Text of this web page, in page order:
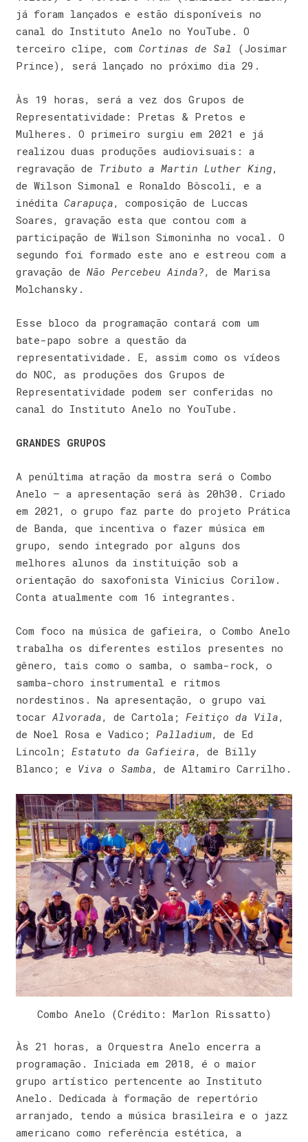
já foram lançados e estão disponíveis no
canal do Instituto Anelo no YouTube. O
terceiro clipe, comCortinas de Sal
(Josimar
Prince), será lançado no próximo dia 29.
Às 19 horas, será a vez dos Grupos de
Representatividade: Pretas & Pretos e
Mulheres. O primeiro surgiu em 2021 e já
realizou duas produções audiovisuais: a
regravação de Tributo a Martin Luther King,
de Wilson Simonal e Ronaldo Bôscoli, e a
inéditaCarapuça, composição de Luccas
Soares, gravação esta que contou com a
participação de Wilson Simoninha no vocal. O
segundo foi formado este ano e estreou com a
gravação deNão Percebeu Ainda?, de Marisa
Molchansky.
Esse bloco da programação contará com um
bate-papo sobre a questão da
representatividade. E, assim como os vídeos
do NOC, as produções dos Grupos de
Representatividade podem ser conferidas no
canal do Instituto Anelo no YouTube.
GRANDES GRUPOS
A penúltima atração da mostra será o Combo
Anelo – a apresentação será às 20h30. Criado
em 2021, o grupo faz parte do projeto Prática
de Banda, que incentiva o fazer música em
grupo, sendo integrado por alguns dos
melhores alunos da instituição sob a
orientação do saxofonista Vinicius Corilow.
Conta atualmente com 16 integrantes.
Com foco na música de gafieira, o Combo Anelo
trabalha os diferentes estilos presentes no
gênero, tais como o samba, o samba-rock, o
samba-choro instrumental e ritmos
nordestinos. Na apresentação, o grupo vai
tocarAlvorada, de Cartola;Feitiço da Vila,
de Noel Rosa e Vadico;Palladium, de Ed
Lincoln;Estatuto da Gafieira, de Billy
Blanco; e Viva o Samba, de Altamiro Carrilho.
Combo Anelo (Crédito: Marlon Rissatto)
Às 21 horas, a Orquestra Anelo encerra a
programação. Iniciada em 2018, é o maior
grupo artístico pertencente ao Instituto
Anelo. Dedicada à formação de repertório
arranjado, tendo a música brasileira e o jazz
americano como referência estética, a